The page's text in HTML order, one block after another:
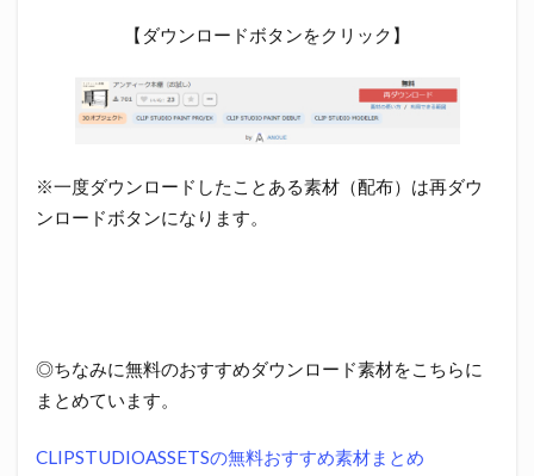
【ダウンロードボタンをクリック】
※一度ダウンロードしたことある素材（配布）は再ダウ
ンロードボタンになります。
◎ちなみに無料のおすすめダウンロード素材をこちらに
まとめています。
CLIPSTUDIOASSETSの無料おすすめ素材まとめ